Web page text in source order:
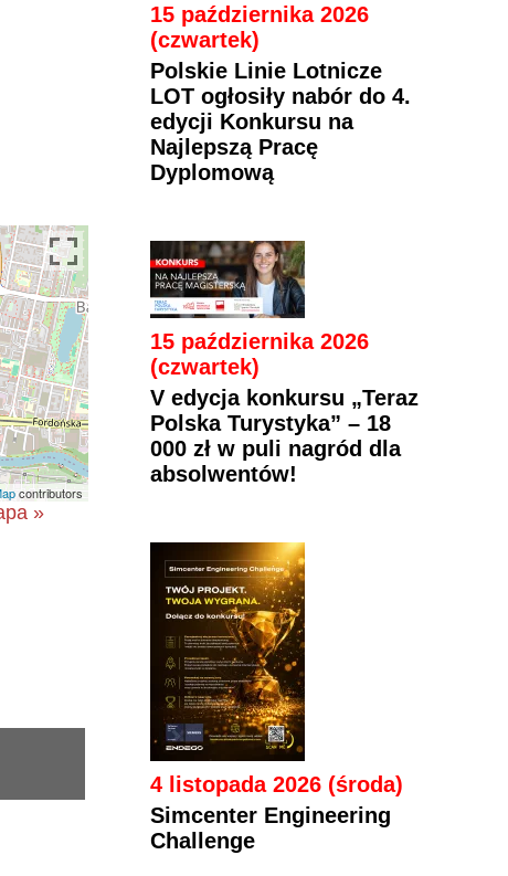
contributors
»
15 października 2026
(czwartek)
Polskie Linie Lotnicze
LOT ogłosiły nabór do 4.
edycji Konkursu na
Najlepszą Pracę
Dyplomową
15 października 2026
(czwartek)
V edycja konkursu „Teraz
Polska Turystyka” – 18
000 zł w puli nagród dla
absolwentów!
4 listopada 2026 (środa)
Simcenter Engineering
Challenge